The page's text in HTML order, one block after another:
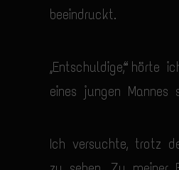
beeindruckt.
„Entschuldige“, hörte
eines jungen Mannes
Ich versuchte, trotz